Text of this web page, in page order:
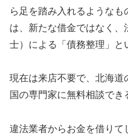
ら足を踏み入れるような
は、新たな借金ではなく
士）による「債務整理」と
現在は来店不要で、北海道
国の専門家に無料相談でき
違法業者からお金を借りて